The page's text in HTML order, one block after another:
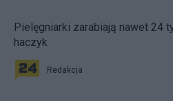
Pielęgniarki zarabiają nawet 24
haczyk
Redakcja